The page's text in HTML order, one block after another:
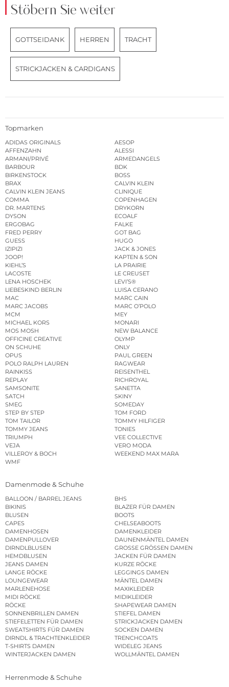
Stöbern Sie weiter
GOTTSEIDANK HERREN TRACHT
STRICKJACKEN & CARDIGANS
Topmarken
ADIDAS ORIGINALS
AESOP
AFFENZAHN
ALESSI
ARMANI/PRIVÉ
ARMEDANGELS
BARBOUR
BDK
BIRKENSTOCK
BOSS
BRAX
CALVIN KLEIN
CALVIN KLEIN JEANS
CLINIQUE
COMMA
COPENHAGEN
DR. MARTENS
DRYKORN
DYSON
ECOALF
ERGOBAG
FALKE
FRED PERRY
GOT BAG
GUESS
HUGO
IZIPIZI
JACK & JONES
JOOP!
KAPTEN & SON
KIEHL’S
LA PRAIRIE
LACOSTE
LE CREUSET
LENA HOSCHEK
LEVI’S®
LIEBESKIND BERLIN
LUISA CERANO
MAC
MARC CAIN
MARC JACOBS
MARC O’POLO
MCM
MEY
MICHAEL KORS
MONARI
MOS MOSH
NEW BALANCE
OFFICINE CREATIVE
OLYMP
ON SCHUHE
ONLY
OPUS
PAUL GREEN
POLO RALPH LAUREN
RAGWEAR
RAINKISS
REISENTHEL
REPLAY
RICHROYAL
SAMSONITE
SANETTA
SATCH
SKINY
SMEG
SOMEDAY
STEP BY STEP
TOM FORD
TOM TAILOR
TOMMY HILFIGER
TOMMY JEANS
TONIES
TRIUMPH
VEE COLLECTIVE
VEJA
VERO MODA
VILLEROY & BOCH
WEEKEND MAX MARA
WMF
Damenmode & Schuhe
BALLOON / BARREL JEANS
BHS
BIKINIS
BLAZER FÜR DAMEN
BLUSEN
BOOTS
CAPES
CHELSEABOOTS
DAMENHOSEN
DAMENKLEIDER
DAMENPULLOVER
DAUNENMÄNTEL DAMEN
DIRNDLBLUSEN
GROSSE GRÖSSEN DAMEN
HEMDBLUSEN
JACKEN FÜR DAMEN
JEANS DAMEN
KURZE RÖCKE
LANGE RÖCKE
LEGGINGS DAMEN
LOUNGEWEAR
MÄNTEL DAMEN
MARLENEHOSE
MAXIKLEIDER
MIDI RÖCKE
MIDIKLEIDER
RÖCKE
SHAPEWEAR DAMEN
SONNENBRILLEN DAMEN
STIEFEL DAMEN
STIEFELETTEN FÜR DAMEN
STRICKJACKEN DAMEN
SWEATSHIRTS FÜR DAMEN
SOCKEN DAMEN
DIRNDL & TRACHTENKLEIDER
TRENCHCOATS
T-SHIRTS DAMEN
WIDELEG JEANS
WINTERJACKEN DAMEN
WOLLMÄNTEL DAMEN
Herrenmode & Schuhe